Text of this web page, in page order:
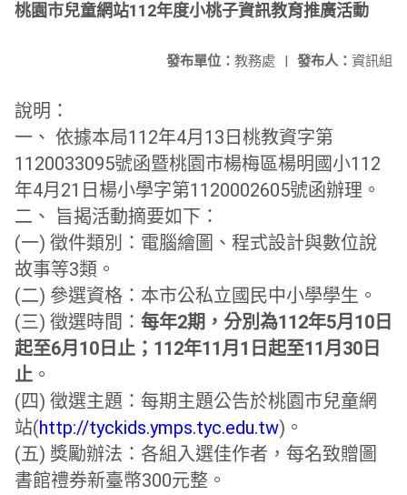
桃園市兒童網站112年度小桃子資訊教育推廣活動
發布人： 資訊組
發布單位： 教務處 |
說明：
一、 依據本局112年4月13日桃教資字第
1120033095號函暨桃園市楊梅區楊明國小112
年4月21日楊小學字第1120002605號函辦理。
二、 旨揭活動摘要如下：
(一) 徵件類別：電腦繪圖、程式設計與數位說
故事等3類。
(二) 參選資格：本市公私立國民中小學學生。
(三) 徵選時間： 每年2期， 分別為112年5月10日
起至6月10日止； 112年11月1日起至11月30日
止 。
(四) 徵選主題：每期主題公告於桃園市兒童網
站(http://tyckids.ymps.tyc.edu.tw)。
(五) 獎勵辦法：各組入選佳作者， 每名致贈圖
書館禮券新臺幣300元整。